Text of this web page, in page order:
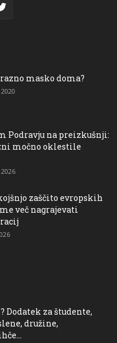
masko doma?
Podravju na preizkušnji:
močno oklestile
zaščito evropskih
več nagrajevati
Dodatek za študente,
družine,